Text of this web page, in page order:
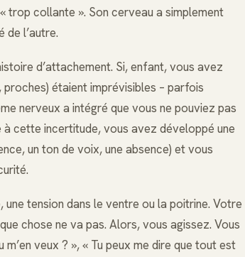
trop collante ». Son cerveau a simplement
de l’autre.
d’attachement. Si, enfant, vous avez
étaient imprévisibles – parfois
nerveux a intégré que vous ne pouviez pas
cette incertitude, vous avez développé une
un ton de voix, une absence) et vous
tension dans le ventre ou la poitrine. Votre
chose ne va pas. Alors, vous agissez. Vous
veux ? », « Tu peux me dire que tout est